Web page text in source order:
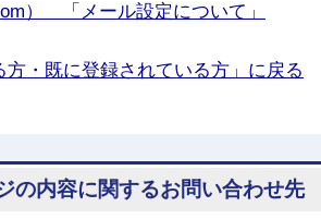
） 「メール設定について」
方・既に登録されている方」に戻る
の内容に関するお問い合わせ先